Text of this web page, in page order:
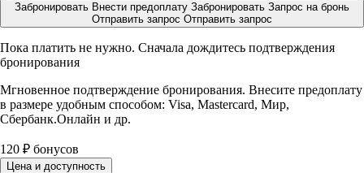
Забронировать Внести предоплату Забронировать Запрос на бронь
Отправить запрос Отправить запрос
Пока платить не нужно. Сначала дождитесь подтверждения
бронирования
Мгновенное подтверждение бронирования. Внесите предоплату
в размере удобным способом: Visa, Mastercard, Мир,
Сбербанк.Онлайн и др.
120 ₽ бонусов
Цена и доступность